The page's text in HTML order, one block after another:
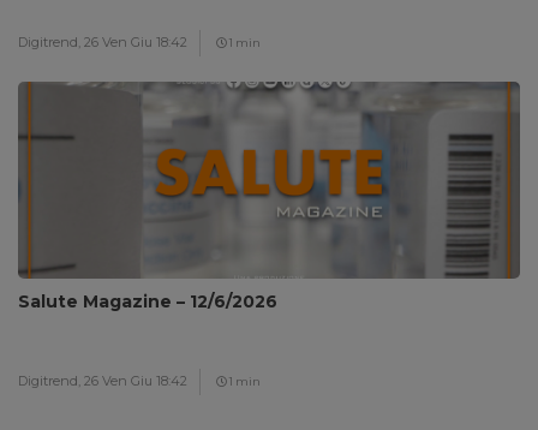
Digitrend, 26 Ven Giu 18:42 1 min
Salute Magazine – 12/6/2026
Digitrend, 26 Ven Giu 18:42 1 min